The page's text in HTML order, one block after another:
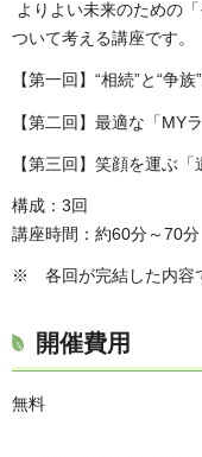
よりよい未来のための
ついて考える講座です。
【第一回】“相続”と“争族
【第二回】最適な「MY
【第三回】笑顔を運ぶ
構成：3回
講座時間：約60分～70分
※ 各回が完結した内容
開催費用
無料